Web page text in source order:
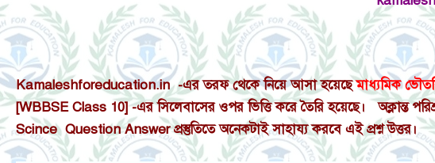
Kamaleshforeducation.in -এর তরফ থেকে নিয়ে আসা হয়েছেমাধ্যমিক
[WBBSE Class 10] -এর সিলেবাসের ওপর ভিত্তি করে তৈরি হয়েছে। অক্লান্ত
Scince Question Answer প্রস্তুতিতে অনেকটাই সাহায্য করবে এইপ্রশ্ন উত্তর।